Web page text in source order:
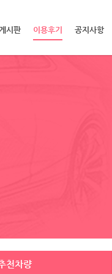
시판 이용후기 공지사항
천차량